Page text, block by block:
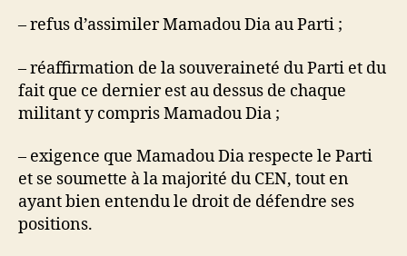
– refus d’assimiler Mamadou Dia au Parti ;
– réaffirmation de la souveraineté du Parti et du
fait que ce dernier est au dessus de chaque
militant y compris Mamadou Dia ;
– exigence que Mamadou Dia respecte le Parti
et se soumette à la majorité du CEN, tout en
ayant bien entendu le droit de défendre ses
positions.